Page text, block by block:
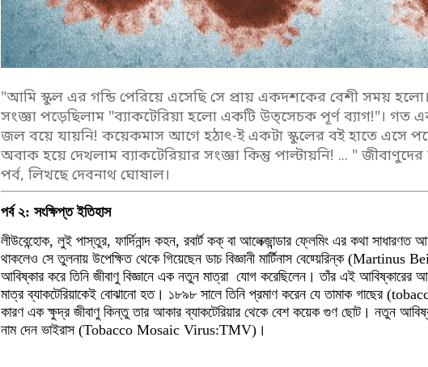
"আমি স্কুল এর গন্ডি পেরিয়ে এসেছি সে প্রায় একদশকের বেশী সময়
সংজ্ঞা পড়েছিলাম "ব্যাকটেরিয়া হলো একটি উত্সেচক পূর্ণ ব্যাগ!"। গত
জল বয়ে যায়নি! কয়েকমাস আগে হঠাৎ-ই একটা স্কুলের বই হাতে এসে
অবাক হয়ে দেখলাম ব্যাকটেরিয়ার সংজ্ঞা কিন্তু পাল্টায়নি! ... "
পর্ব, লিখছে দেবনাথ ঘোষাল।
পর্ব ২: সংক্ষিপ্ত ইতিহাস
লীউবেন্হোক, লুই পাস্তুর, ফার্দিনান্দ কহন, রবার্ট কক্ বা আলেক্জান্ডার ফ্লেমিং এর কথা সাধারণত
থাকলেও সে তুলনায় উপেক্ষিত থেকে গিয়েছেন ডাচ বিজ্ঞানী মার্টিনাস বেয়্য়েরিন্ক
আবিষ্কার করে তিনি জীবাণু বিজ্ঞানে এক নতুন মাত্রা যোগ করেছিলেন। তাঁর এই আবিষ্কারের
মাত্র ব্যাকটেরিয়াকেই বোঝানো হত। ১৮৯৮ সালে তিনি প্রমাণ করেন যে তামাক গাছের
কারণ এক ক্ষুদ্র জীবাণু কিন্তু তার আকার ব্যাকটেরিয়ার থেকে বেশ কয়েক গুণ ছোট। নতুন
নাম দেন ভাইরাস (Tobacco Mosaic Virus:TMV)।